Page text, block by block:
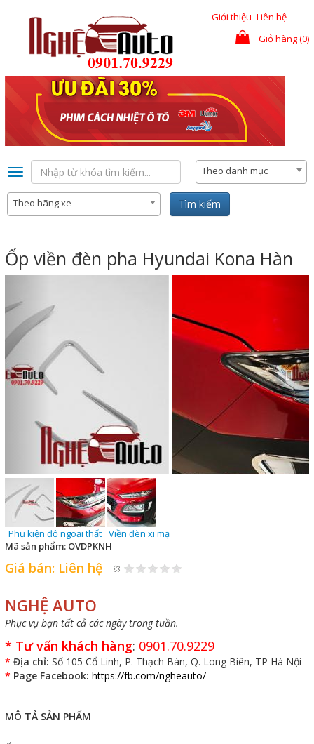
Giới thiệu Liên hệ
Giỏ hàng (0)
Toggle
navigation
Theo danh mục
Theo hãng xe Tìm kiếm
Ốp viền đèn pha Hyundai Kona Hàn
Phụ kiện độ ngoại thất Viền đèn xi mạ
Mã sản phẩm: OVDPKNH
Giá bán: Liên hệ
NGHỆ AUTO
Phục vụ bạn tất cả các ngày trong tuần.
* Tư vấn khách hàng: 0901.70.9229
* Địa chỉ: Số 105 Cổ Linh, P. Thạch Bàn, Q. Long Biên, TP Hà Nội
* Page Facebook: https://fb.com/ngheauto/
MÔ TẢ SẢN PHẨM